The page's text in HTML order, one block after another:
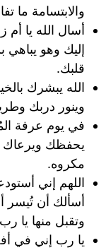
والابتسامة ما
أسال الله يا
إليك وهو
قلبك.
الله يبشرك
وينور دربك
في يوم عرفة
يحفظك ويرعاك
مكروه.
اللهم إني
أسألك أن تُيسر
وتقبل منها يا
يا رب إني في